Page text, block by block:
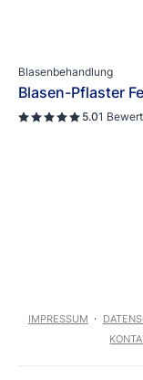
Blasenbehandlung
Blasen-Pflaster
5.01
IMPRESSUM